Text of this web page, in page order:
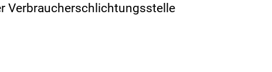
Verbraucherschlichtungsstelle